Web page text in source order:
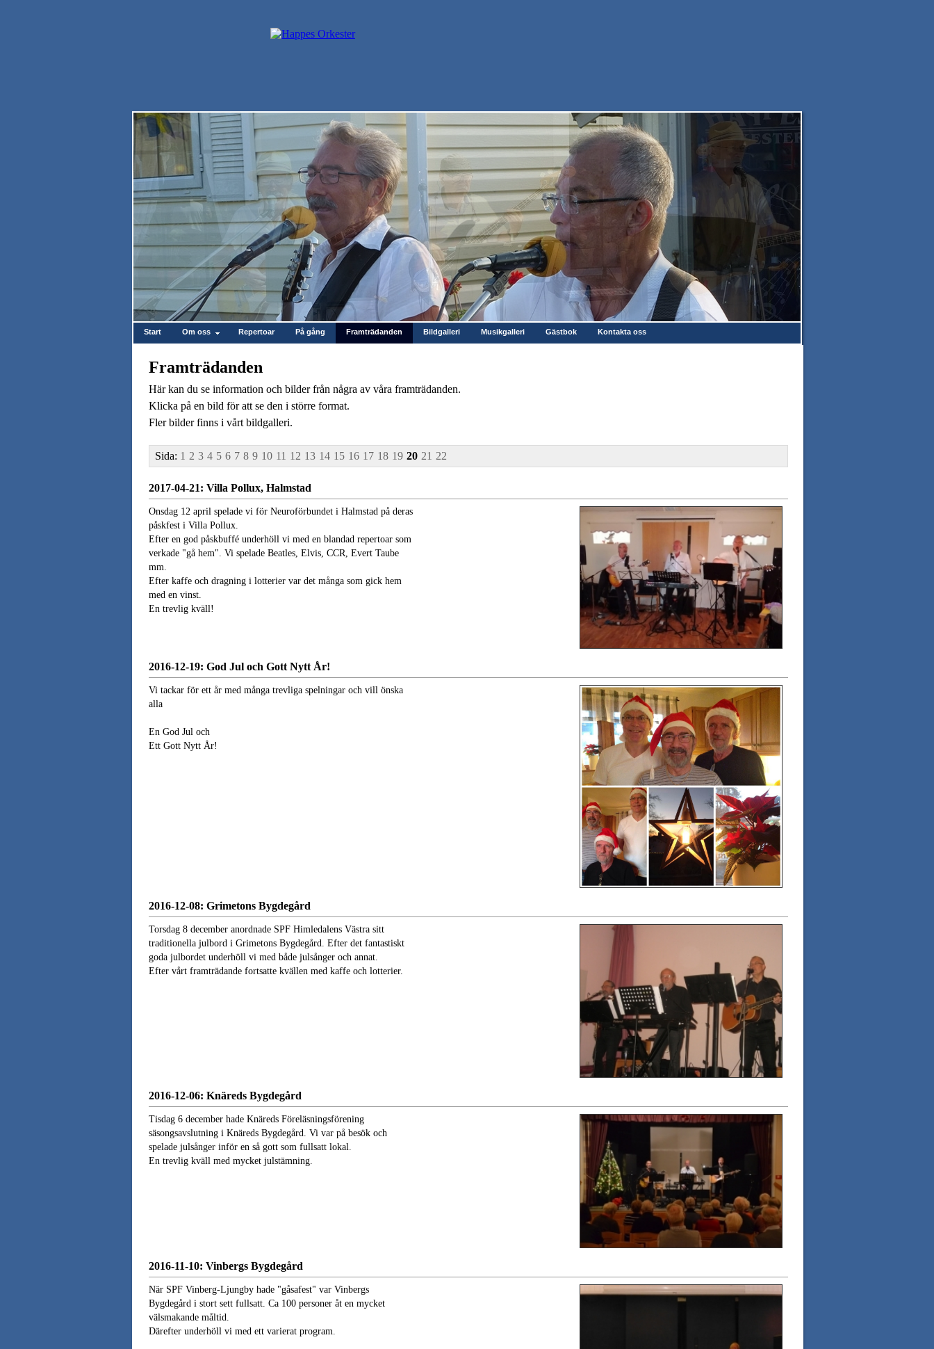
Start Om oss Repertoar På gång Framträdanden Bildgalleri Musikgalleri Gästbok Kontakta oss
Framträdanden
Här kan du se information och bilder från några av våra framträdanden.
Klicka på en bild för att se den i större format.
Fler bilder finns i vårt bildgalleri.
Sida: 1 2 3 4 5 6 7 8 9 10 11 12 13 14 15 16 17 18 19 20 21 22
2017-04-21: Villa Pollux, Halmstad
Onsdag 12 april spelade vi för Neuroförbundet i Halmstad på deras
påskfest i Villa Pollux.
Efter en god påskbuffé underhöll vi med en blandad repertoar som
verkade "gå hem". Vi spelade Beatles, Elvis, CCR, Evert Taube
mm.
Efter kaffe och dragning i lotterier var det många som gick hem
med en vinst.
En trevlig kväll!
2016-12-19: God Jul och Gott Nytt År!
Vi tackar för ett år med många trevliga spelningar och vill önska
alla
En God Jul och
Ett Gott Nytt År!
2016-12-08: Grimetons Bygdegård
Torsdag 8 december anordnade SPF Himledalens Västra sitt
traditionella julbord i Grimetons Bygdegård. Efter det fantastiskt
goda julbordet underhöll vi med både julsånger och annat.
Efter vårt framträdande fortsatte kvällen med kaffe och lotterier.
2016-12-06: Knäreds Bygdegård
Tisdag 6 december hade Knäreds Föreläsningsförening
säsongsavslutning i Knäreds Bygdegård. Vi var på besök och
spelade julsånger inför en så gott som fullsatt lokal.
En trevlig kväll med mycket julstämning.
2016-11-10: Vinbergs Bygdegård
När SPF Vinberg-Ljungby hade "gåsafest" var Vinbergs
Bygdegård i stort sett fullsatt. Ca 100 personer åt en mycket
välsmakande måltid.
Därefter underhöll vi med ett varierat program.